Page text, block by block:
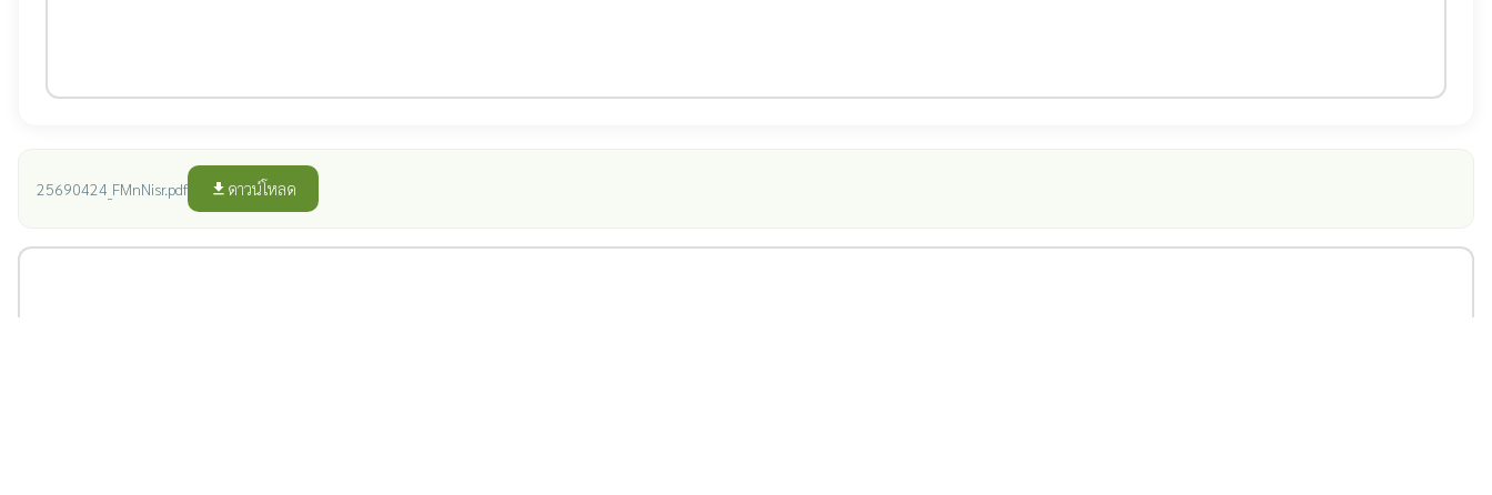
25690424_FMnNisr.pdf file_download ดาวน์โหลด